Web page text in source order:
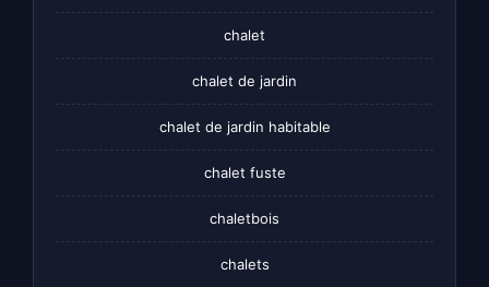
chalet
chalet de jardin
chalet de jardin habitable
chalet fuste
chaletbois
chalets